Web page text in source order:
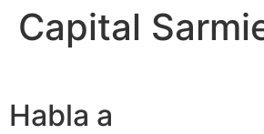
Capital
Habla a